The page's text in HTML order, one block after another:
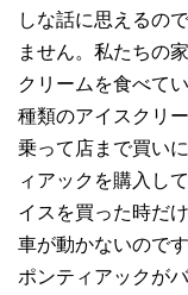
しな話に思えるの
ません。私たちの
クリームを食べて
種類のアイスクリ
乗って店まで買い
ィアックを購入し
イスを買った時だ
車が動かないので
ポンティアックが